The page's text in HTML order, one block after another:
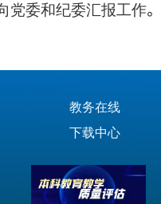
委和纪委汇报工作。
教务在线
下载中心